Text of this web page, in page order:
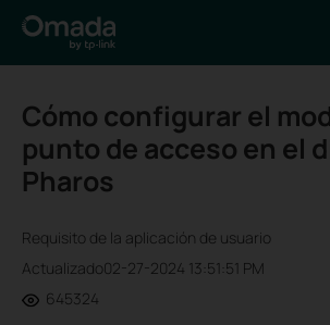
Cómo configurar el
punto de acceso en el
Pharos
Requisito de la aplicación de usuario
Actualizado02-27-2024 13:51:51 PM
645324